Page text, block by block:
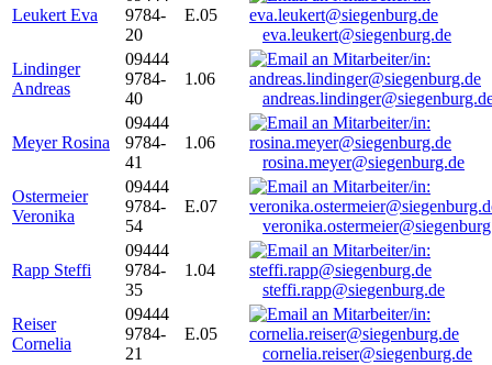
Leukert Eva
9784-
20
E.05
eva.leukert@siegenburg.de
Lindinger
Andreas
09444
9784-
40
1.06
Meyer Rosina
09444
9784-
41
1.06
rosina.meyer@siegenburg.de
Ostermeier
Veronika
09444
9784-
54
E.07
Rapp Steffi
09444
9784-
35
1.04
steffi.rapp@siegenburg.de
Reiser
Cornelia
09444
9784-
21
E.05
cornelia.reiser@siegenburg.de